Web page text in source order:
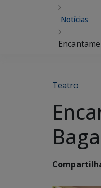
Notícias
Teatro